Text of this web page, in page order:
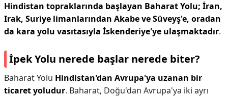
Hindistan topraklarında başlayan Baharat Yolu; İran,
Irak, Suriye limanlarından Akabe ve Süveyş'e, oradan
da kara yolu vasıtasıyla İskenderiye'ye ulaşmaktadır.
İpek Yolu nerede başlar nerede biter?
Baharat Yolu Hindistan'dan Avrupa'ya uzanan bir
ticaret yoludur. Baharat, Doğu'dan Avrupa'ya iki ayrı